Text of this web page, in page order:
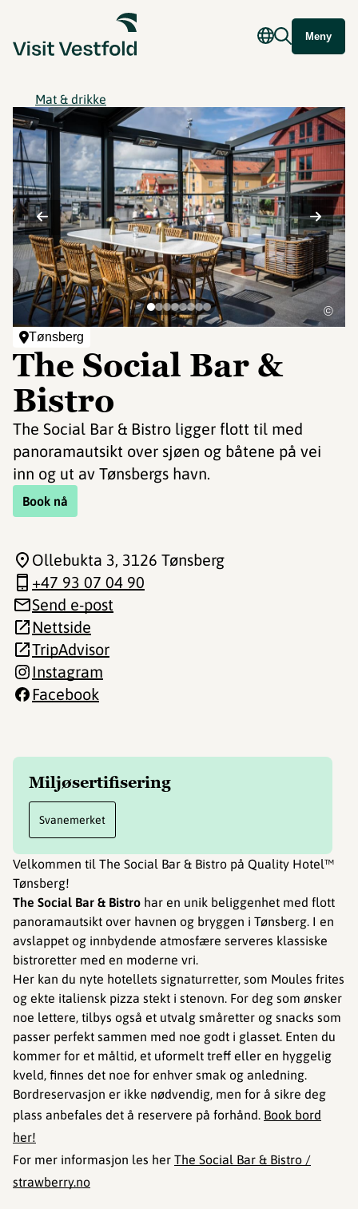
Meny
Mat & drikke
Tønsberg
The Social Bar &
Bistro
The Social Bar & Bistro ligger flott til med
panoramautsikt over sjøen og båtene på vei
inn og ut av Tønsbergs havn.
Book nå
©
Velkommen til The Social Bar & Bistro på Quality Hotel™
Tønsberg!
The Social Bar & Bistro har en unik beliggenhet med flott
panoramautsikt over havnen og bryggen i Tønsberg. I en
avslappet og innbydende atmosfære serveres klassiske
bistroretter med en moderne vri.
Her kan du nyte hotellets signaturretter, som Moules frites
og ekte italiensk pizza stekt i stenovn. For deg som ønsker
noe lettere, tilbys også et utvalg småretter og snacks som
passer perfekt sammen med noe godt i glasset. Enten du
kommer for et måltid, et uformelt treff eller en hyggelig
kveld, finnes det noe for enhver smak og anledning.
Bordreservasjon er ikke nødvendig, men for å sikre deg
plass anbefales det å reservere på forhånd. Book bord
her!
For mer informasjon les her The Social Bar & Bistro /
strawberry.no
Ollebukta 3, 3126 Tønsberg
+47 93 07 04 90
Send e-post
Nettside
TripAdvisor
Instagram
Facebook
Miljøsertifisering
Svanemerket